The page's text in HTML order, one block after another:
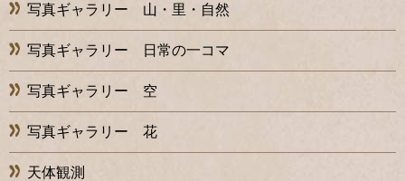
写真ギャラリー 山・里・自然
写真ギャラリー 日常の一コマ
写真ギャラリー 空
写真ギャラリー 花
天体観測